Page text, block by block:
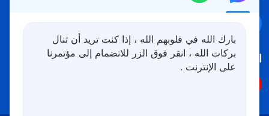
اتبعنا
بارك الله في قلوبهم الله ، إذا كنت تريد أن تنال
بركات الله ، انقر فوق الزر للانضمام إلى مؤتمرنا
على الإنترنت .